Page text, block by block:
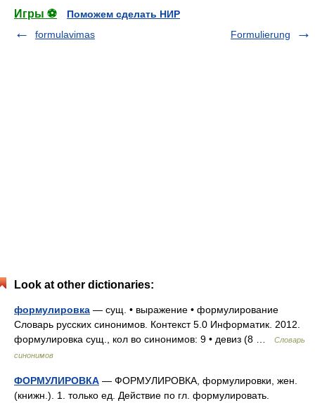
Игры ⚽
Поможем сделать НИР
formulavimas
Formulierung
Look at other dictionaries:
формулировка — сущ. • выражение • формулирование
Словарь русских синонимов. Контекст 5.0 Информатик. 2012.
формулировка сущ., кол во синонимов: 9 • девиз (8 …
Словарь
синонимов
ФОРМУЛИРОВКА — ФОРМУЛИРОВКА, формулировки, жен.
(книжн.). 1. только ед. Действие по гл. формулировать.